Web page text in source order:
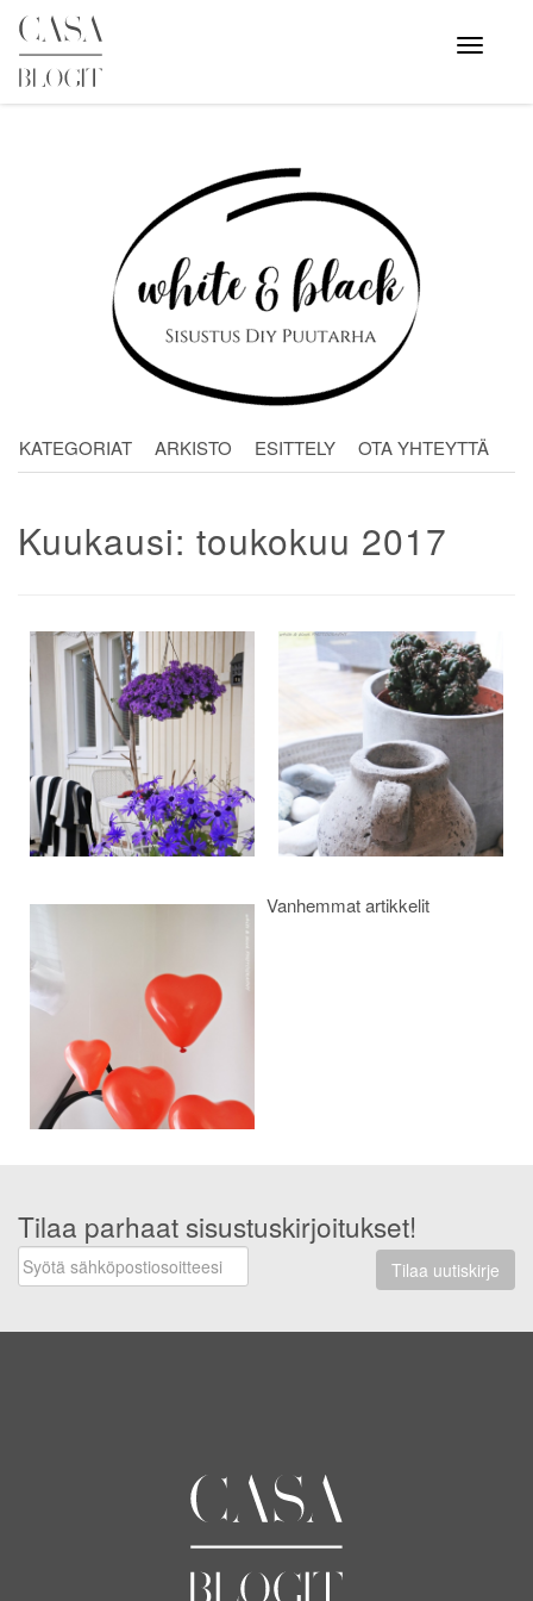
Skip
content
Avaa
valikko
KATEGORIAT ARKISTO ESITTELY OTA YHTEYTTÄ
Kuukausi: toukokuu 2017
Artikkelien
selaus
Vanhemmat artikkelit
Tilaa parhaat sisustuskirjoitukset!
Tilaa uutiskirje